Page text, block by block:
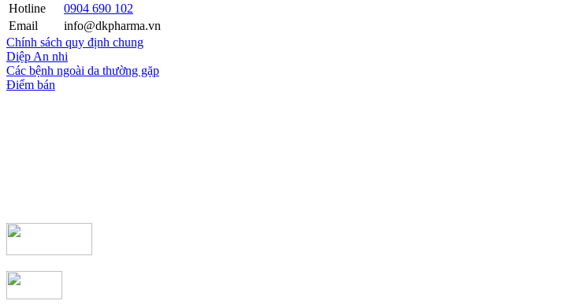
Hotline
0904 690 102
Email
info@dkpharma.vn
Chính sách quy định chung
Diệp An nhi
Các bệnh ngoài da thường gặp
Điểm bán